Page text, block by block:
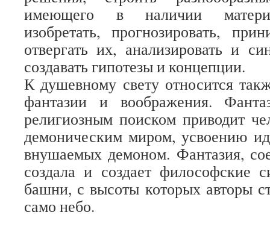
имеющего в наличии
изобретать, прогнозировать,
отвергать их, анализировать и
создавать гипотезы и концепции.
К душевному свету относится
фантазии и воображения.
религиозным поиском приводит
демоническим миром, усвоению
внушаемых демоном. Фантазия,
создала и создает философские
башни, с высоты которых авторы
само небо.